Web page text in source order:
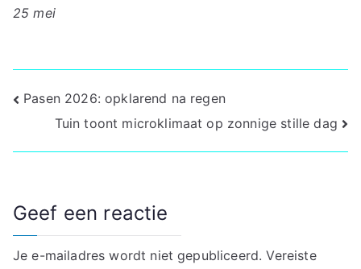
25 mei
Bericht
navigatie
Pasen 2026: opklarend na regen
Tuin toont microklimaat op zonnige stille dag
Geef een reactie
Je e-mailadres wordt niet gepubliceerd. Vereiste